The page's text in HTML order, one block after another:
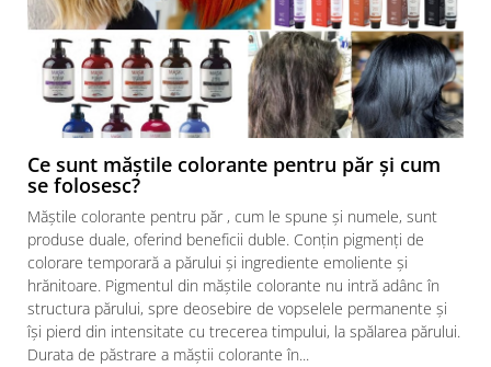
Ce sunt măștile colorante pentru păr și cum
se folosesc?
Măștile colorante pentru păr , cum le spune și numele, sunt
produse duale, oferind beneficii duble. Conțin pigmenți de
colorare temporară a părului și ingrediente emoliente și
hrănitoare. Pigmentul din măștile colorante nu intră adânc în
structura părului, spre deosebire de vopselele permanente și
își pierd din intensitate cu trecerea timpului, la spălarea părului.
Durata de păstrare a măștii colorante în...